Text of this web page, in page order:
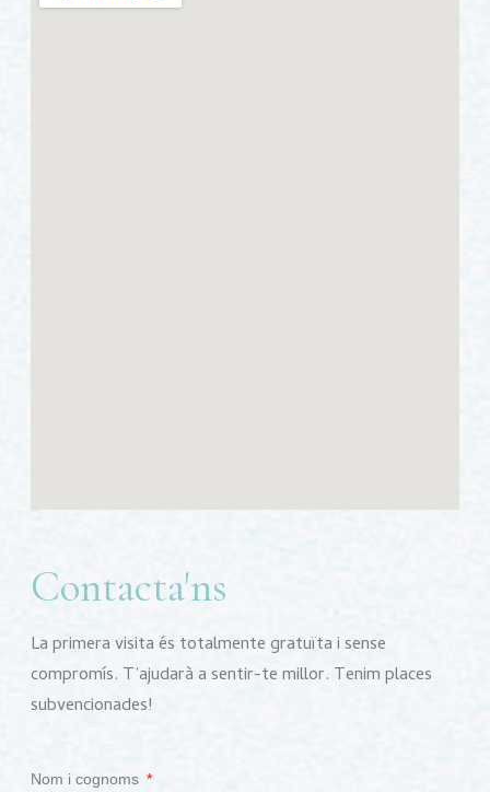
Contacta'ns
La primera visita és totalmente gratuïta i sense
compromís. T’ajudarà a sentir-te millor. Tenim places
subvencionades!
Nom i cognoms